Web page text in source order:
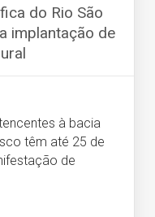
do Rio São
implantação de
à bacia
têm até 25 de
de